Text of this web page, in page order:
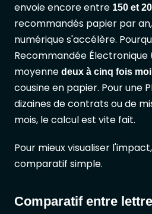
envoie encore entre 150 et
recommandés papier par
numérique s'accélère.
Recommandée Électronique
moyenne deux à cinq fois
cousine en papier. Pour une
dizaines de contrats ou de
mois, le calcul est vite fait.
Pour mieux visualiser
comparatif simple.
Comparatif entre